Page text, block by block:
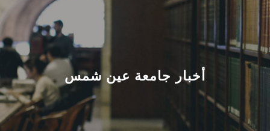
الرئيسيـة
عن الجامعة
القطاعـات
الشئون الأكاديمية
أخبار جامعة عين شمس